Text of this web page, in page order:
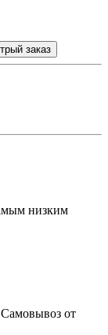
заказ
низким
от